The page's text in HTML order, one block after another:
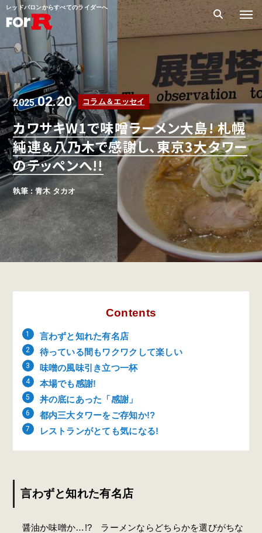
レッドバロンからすべてのライダーへ
2025.02.20 コラム＆エッセイ
カワサキW1で味噌ラーメン大島! 札幌
純連＆八乃木で感謝し、東京3大タワー
のテッペンへ!!
執筆 : 青木 タカオ
Contents
言わずと知れた有名店
待っている間もワクワクして楽しい
味噌の風味引き立つ一杯
本場でも感謝!
丼の底にあった「感謝」
都内三大タワーをご存知か!?
レストランがとても気になる!
言わずと知れた有名店
醤油か味噌か…!? ラーメンならどちらかを選びがちな